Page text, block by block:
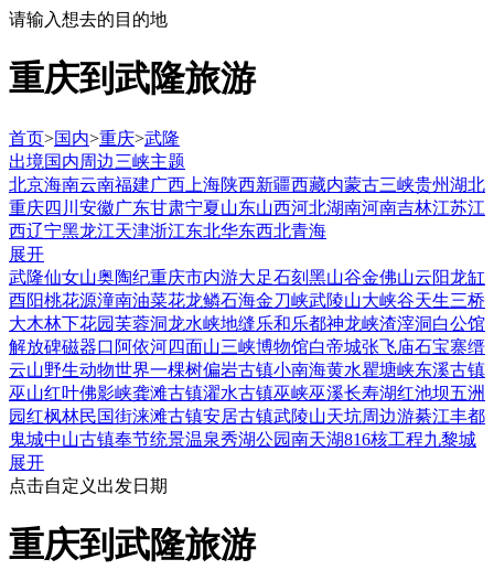
请输入想去的目的地
重庆到武隆旅游
首页>国内>重庆>武隆
出境国内周边三峡主题
北京海南云南福建广西 上海陕西新疆西藏内蒙古三峡贵州湖北
重庆四川 安徽广东甘肃宁夏山东山西河北湖南河南吉林江苏江
西辽宁黑龙江天津浙江东北华东西北青海
展开
武隆仙女山奥陶纪重庆市内游大足石刻 黑山谷金佛山云阳龙缸
酉阳桃花源潼南油菜花龙鳞石海金刀峡武陵山大峡谷天生三桥
大木林下花园芙蓉洞龙水峡地缝乐和乐都神龙峡渣滓洞白公馆
解放碑磁器口 阿依河四面山三峡博物馆白帝城张飞庙石宝寨缙
云山野生动物世界一棵树偏岩古镇小南海黄水瞿塘峡东溪古镇
巫山红叶佛影峡龚滩古镇濯水古镇巫峡巫溪长寿湖红池坝五洲
园红枫林民国街涞滩古镇安居古镇武陵山天坑周边游綦江丰都
鬼城中山古镇奉节统景温泉秀湖公园南天湖816核工程九黎城
展开
点击自定义出发日期
重庆到武隆旅游